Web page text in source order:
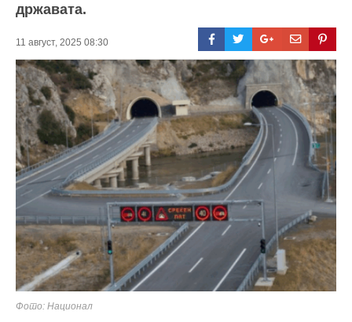
државата.
11 август, 2025 08:30
Фото: Национал